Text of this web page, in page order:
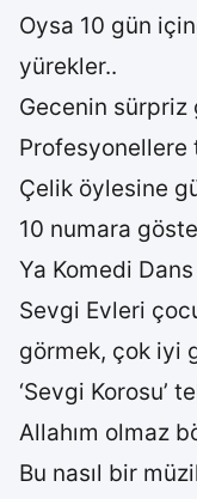
Oysa 10 gün
yürekler..
Gecenin
Profesyonellere
Çelik öylesine
10 numara
Ya Komedi
Sevgi Evleri
görmek, çok iyi
‘Sevgi Korosu’
Allahım olmaz
Bu nasıl bir